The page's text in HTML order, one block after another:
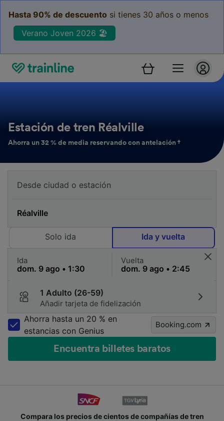
Hasta 90% de descuento si tienes 30 años o menos
Verano Joven 2026 🏖️
Estación de tren Réalville
Ahorra un 32 % de media reservando con antelación †
Solo ida Ida y vuelta
Ida Vuelta
1 Adulto (26-59)
Añadir tarjeta de fidelización
Ahorra hasta un 20 % en
estancias con Genius
Booking.com
Encuentra billetes baratos
Compara los precios de cientos de compañías de tren